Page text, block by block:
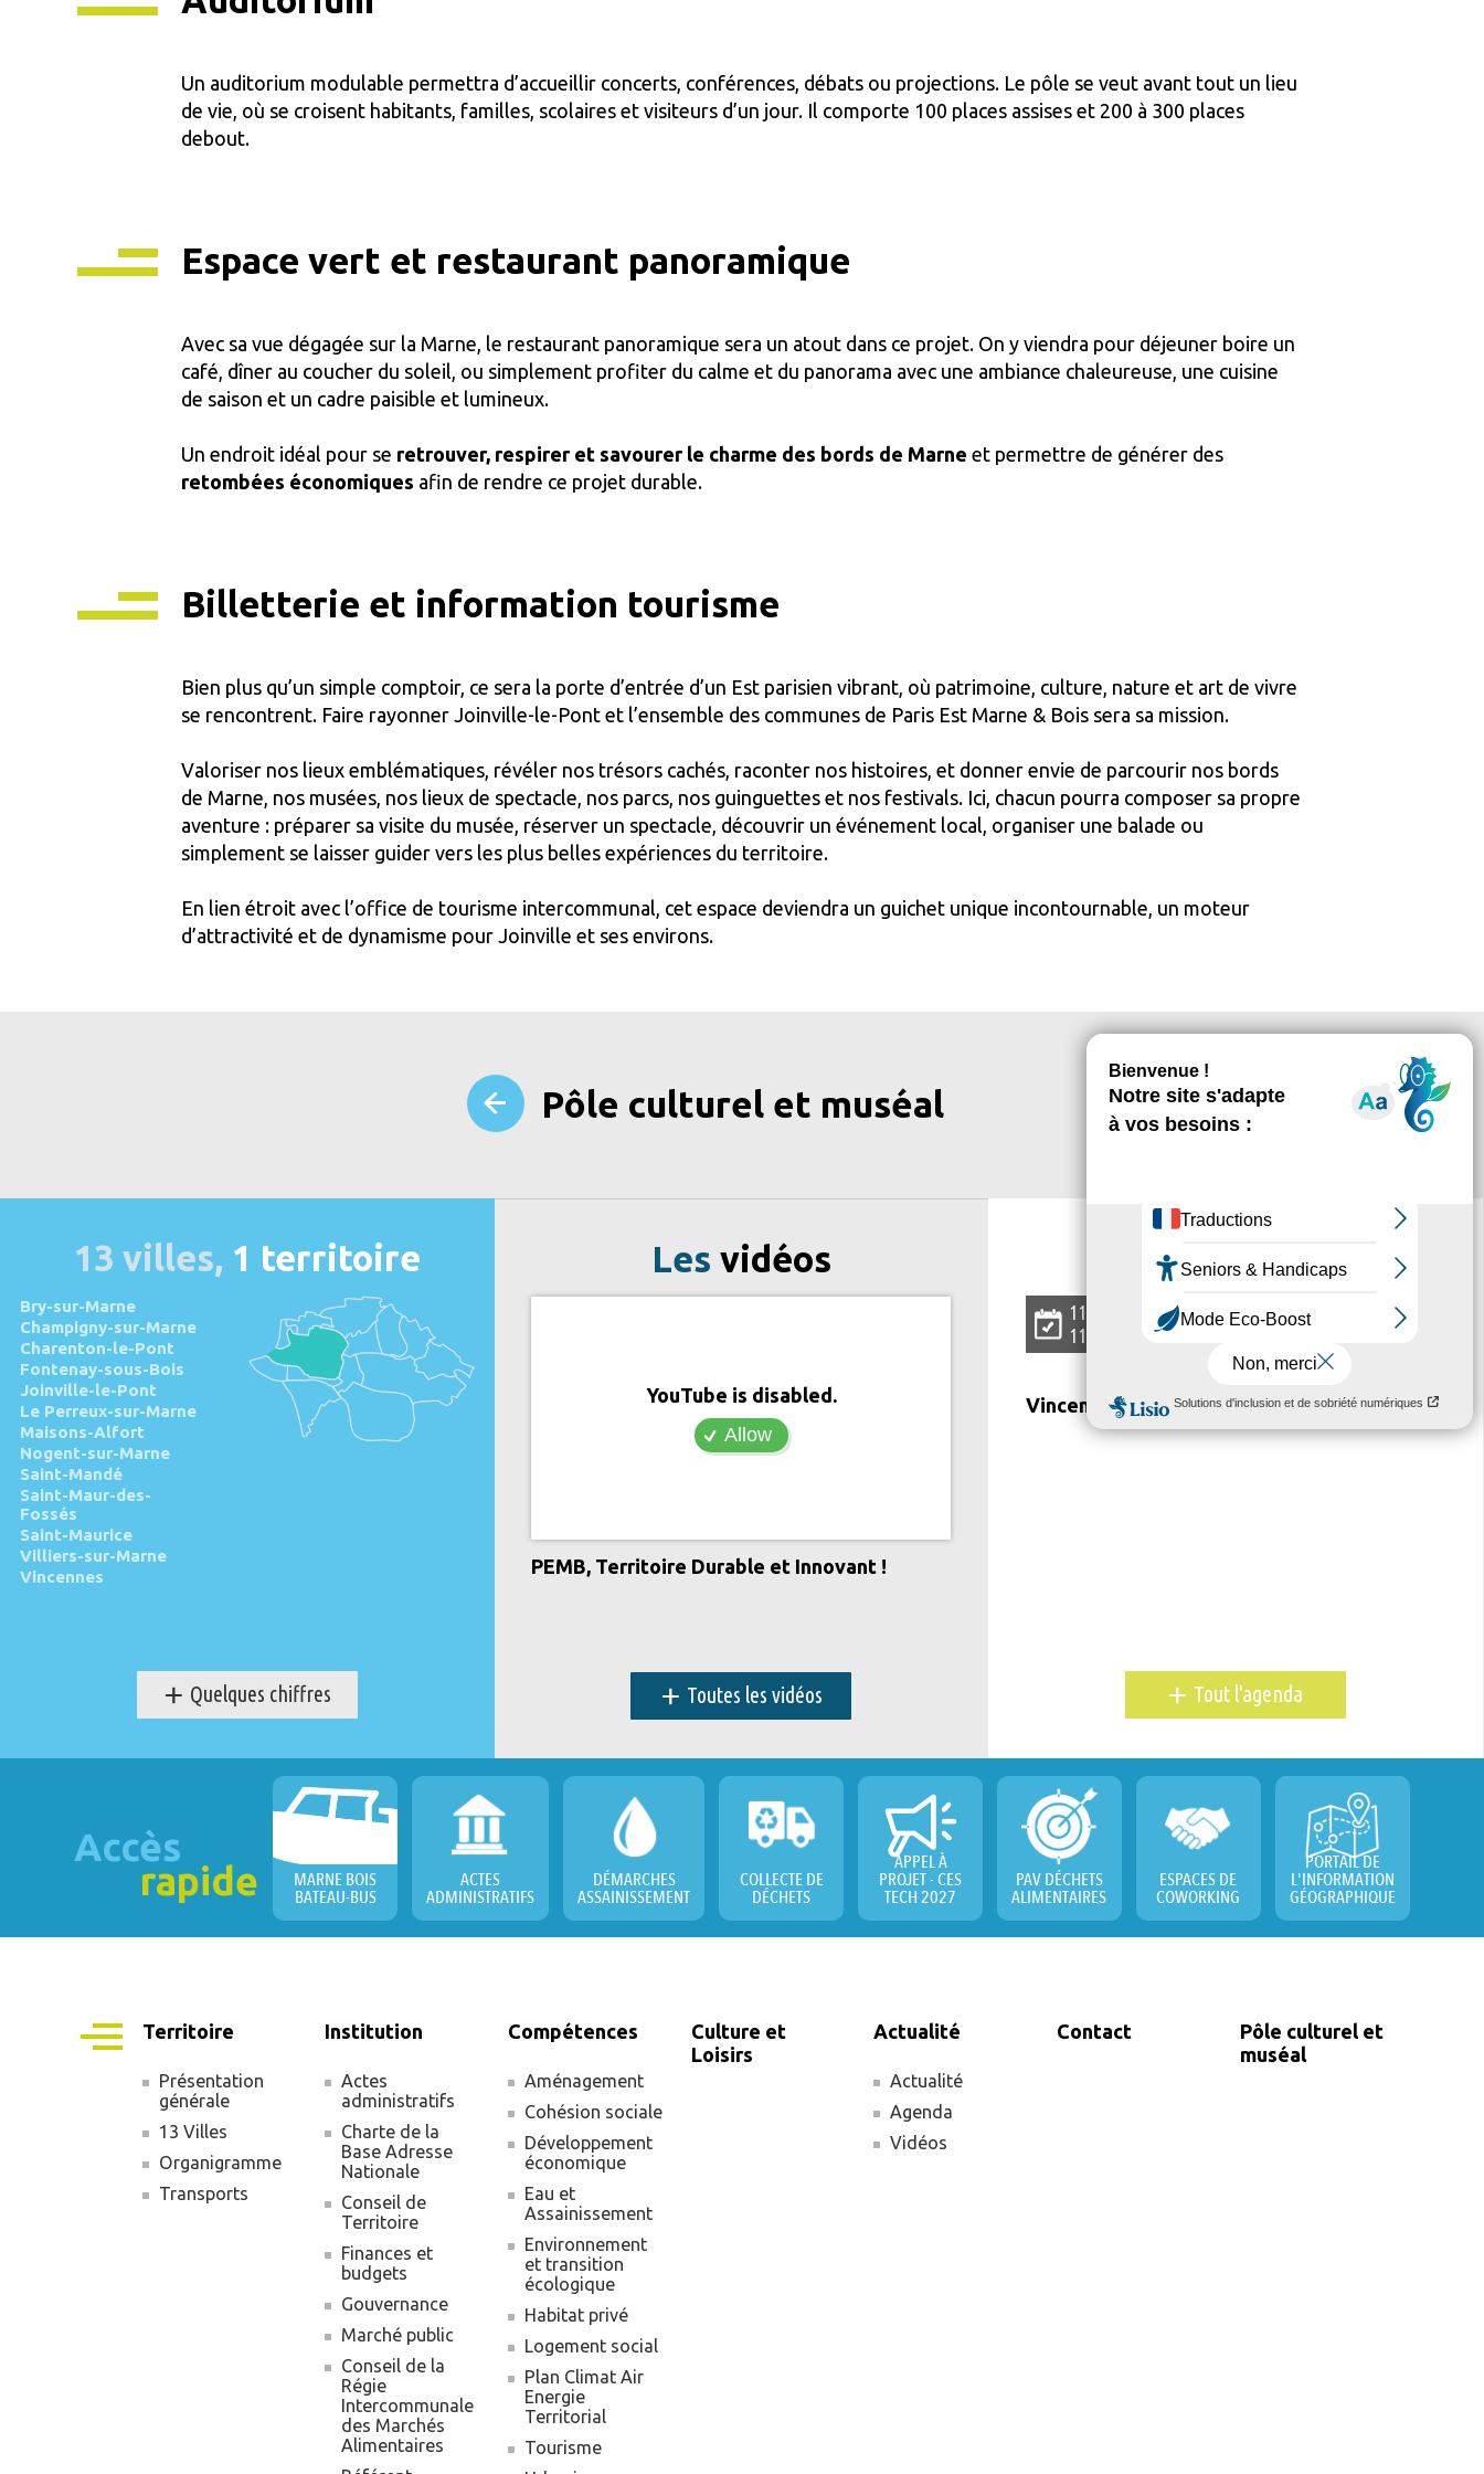
Un auditorium modulable permettra d’accueillir concerts, conférences, débats ou projections. Le pôle se veut avant tout un lieu
de vie, où se croisent habitants, familles, scolaires et visiteurs d’un jour. Il comporte 100 places assises et 200 à 300 places
debout.
Espace vert et restaurant panoramique
Avec sa vue dégagée sur la Marne, le restaurant panoramique sera un atout dans ce projet. On y viendra pour déjeuner boire un
café, dîner au coucher du soleil, ou simplement profiter du calme et du panorama avec une ambiance chaleureuse, une cuisine
de saison et un cadre paisible et lumineux.
Un endroit idéal pour se retrouver, respirer et savourer le charme des bords de Marne et permettre de générer des
retombées économiques afin de rendre ce projet durable.
Billetterie et information tourisme
Bien plus qu’un simple comptoir, ce sera la porte d’entrée d’un Est parisien vibrant, où patrimoine, culture, nature et art de vivre
se rencontrent. Faire rayonner Joinville-le-Pont et l’ensemble des communes de Paris Est Marne & Bois sera sa mission.
Valoriser nos lieux emblématiques, révéler nos trésors cachés, raconter nos histoires, et donner envie de parcourir nos bords
de Marne, nos musées, nos lieux de spectacle, nos parcs, nos guinguettes et nos festivals. Ici, chacun pourra composer sa propre
aventure : préparer sa visite du musée, réserver un spectacle, découvrir un événement local, organiser une balade ou
simplement se laisser guider vers les plus belles expériences du territoire.
En lien étroit avec l’office de tourisme intercommunal, cet espace deviendra un guichet unique incontournable, un moteur
d’attractivité et de dynamisme pour Joinville et ses environs.
Pôle culturel et muséal
13 villes, 1 territoire
Bry-sur-Marne
Champigny-sur-Marne
Charenton-le-Pont
Fontenay-sous-Bois
Joinville-le-Pont
Le Perreux-sur-Marne
Maisons-Alfort
Nogent-sur-Marne
Saint-Mandé
Saint-Maur-des-
Fossés
Saint-Maurice
Villiers-sur-Marne
Vincennes
+ Quelques chiffres
Les vidéos
YouTube is disabled.
Allow
PEMB, Territoire Durable et Innovant !
+ Toutes les vidéos
L' agenda
11 07 2026
11 07 2026
Vincennes Estival Club
+ Tout l'agenda
Accès
rapide MARNE BOIS
BATEAU-BUS
ACTES
ADMINISTRATIFS
DÉMARCHES
ASSAINISSEMENT
COLLECTE DE
DÉCHETS
APPEL À
PROJET - CES
TECH 2027
PAV DÉCHETS
ALIMENTAIRES
ESPACES DE
COWORKING
PORTAIL DE
L'INFORMATION
GÉOGRAPHIQUE
Navigation
principale
Territoire
Présentation
générale
13 Villes
Organigramme
Transports
Institution
Actes
administratifs
Charte de la
Base Adresse
Nationale
Conseil de
Territoire
Finances et
budgets
Gouvernance
Marché public
Conseil de la
Régie
Intercommunale
des Marchés
Alimentaires
Compétences
Aménagement
Cohésion sociale
Développement
économique
Eau et
Assainissement
Environnement
et transition
écologique
Habitat privé
Logement social
Plan Climat Air
Energie
Territorial
Tourisme
Culture et
Loisirs
Actualité
Actualité
Agenda
Vidéos
Contact
Pôle culturel et
muséal